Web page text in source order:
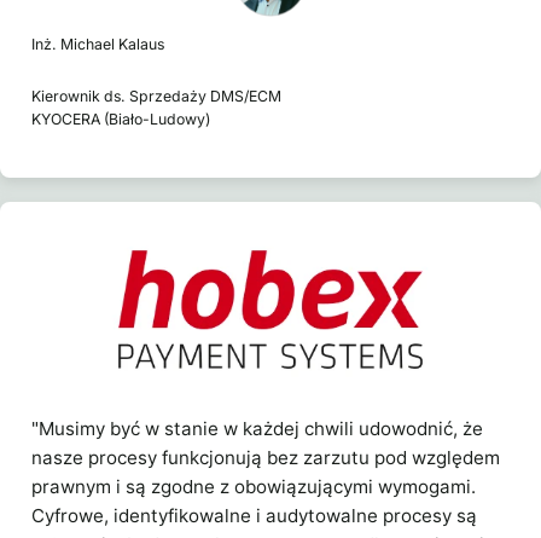
Inż. Michael Kalaus
Kierownik ds. Sprzedaży DMS/ECM
KYOCERA (Biało-Ludowy)
"Musimy być w stanie w każdej chwili udowodnić, że
nasze procesy funkcjonują bez zarzutu pod względem
prawnym i są zgodne z obowiązującymi wymogami.
Cyfrowe, identyfikowalne i audytowalne procesy są